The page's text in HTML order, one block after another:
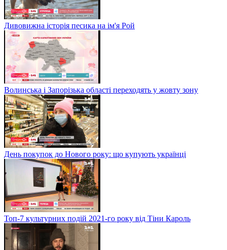
Дивовижна історія песика на ім'я Рой
Волинська і Запорізька області переходять у жовту зону
День покупок до Нового року: що купують українці
Топ-7 культурних подій 2021-го року від Тіни Кароль